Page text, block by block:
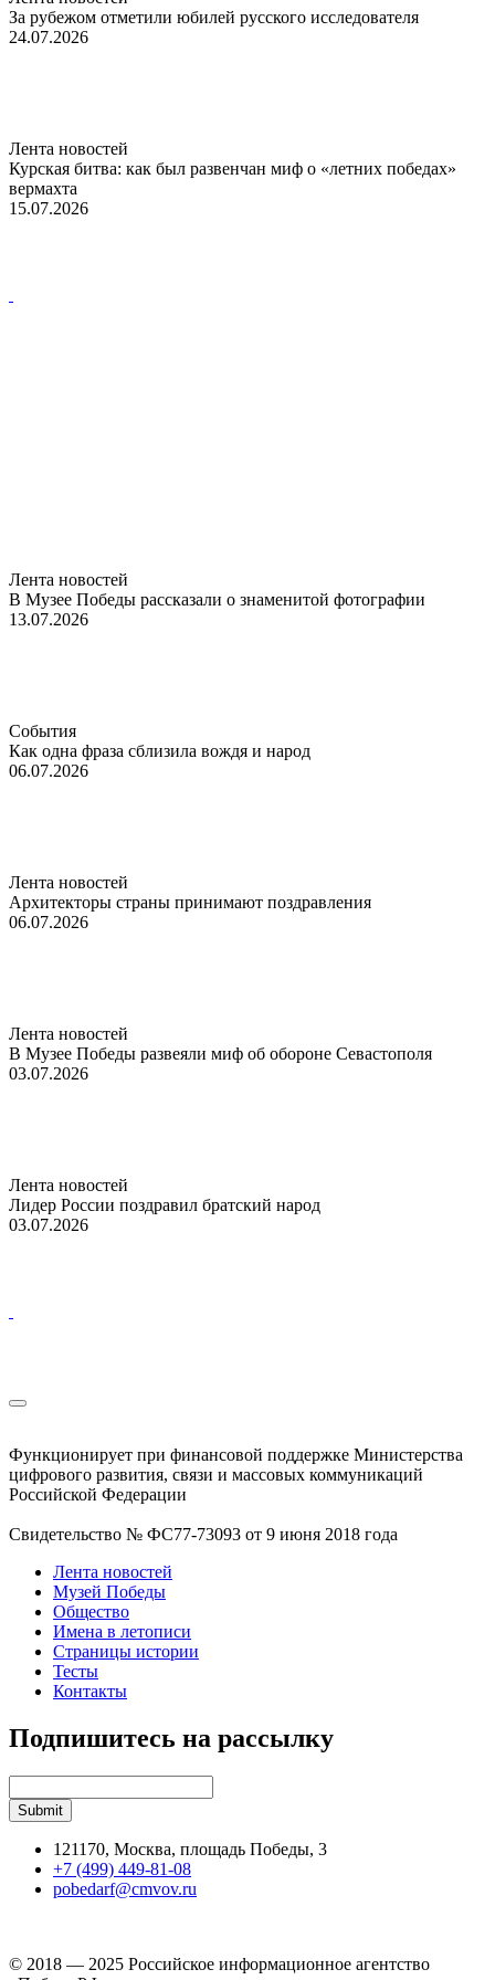
За рубежом отметили юбилей русского исследователя
24.07.2026
Лента новостей
Курская битва: как был развенчан миф о «летних победах»
вермахта
15.07.2026
Лента новостей
В Музее Победы рассказали о знаменитой фотографии
13.07.2026
События
Как одна фраза сблизила вождя и народ
06.07.2026
Лента новостей
Архитекторы страны принимают поздравления
06.07.2026
Лента новостей
В Музее Победы развеяли миф об обороне Севастополя
03.07.2026
Лента новостей
Лидер России поздравил братский народ
03.07.2026
Функционирует при финансовой поддержке Министерства
цифрового развития, связи и массовых коммуникаций
Российской Федерации
Свидетельство № ФС77-73093 от 9 июня 2018 года
Лента новостей
Музей Победы
Общество
Имена в летописи
Страницы истории
Тесты
Контакты
Подпишитесь на рассылку
121170, Москва, площадь Победы, 3
+7 (499) 449-81-08
pobedarf@cmvov.ru
© 2018 — 2025 Российское информационное агентство